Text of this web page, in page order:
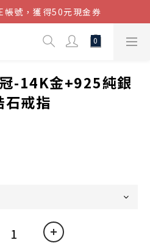
$1080超取免運
帳號，獲得50元現金券
$1080超取免運
冠-14K金+925純銀
石戒指